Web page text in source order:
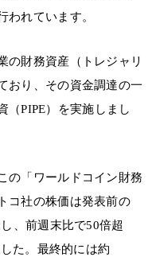
われています。
の財務資産（トレジャリ
おり、その資金調達の一
（PIPE）を実施しまし
の「ワールドコイン財務
コ社の株価は発表前の
、前週末比で50倍超
た。最終的には約